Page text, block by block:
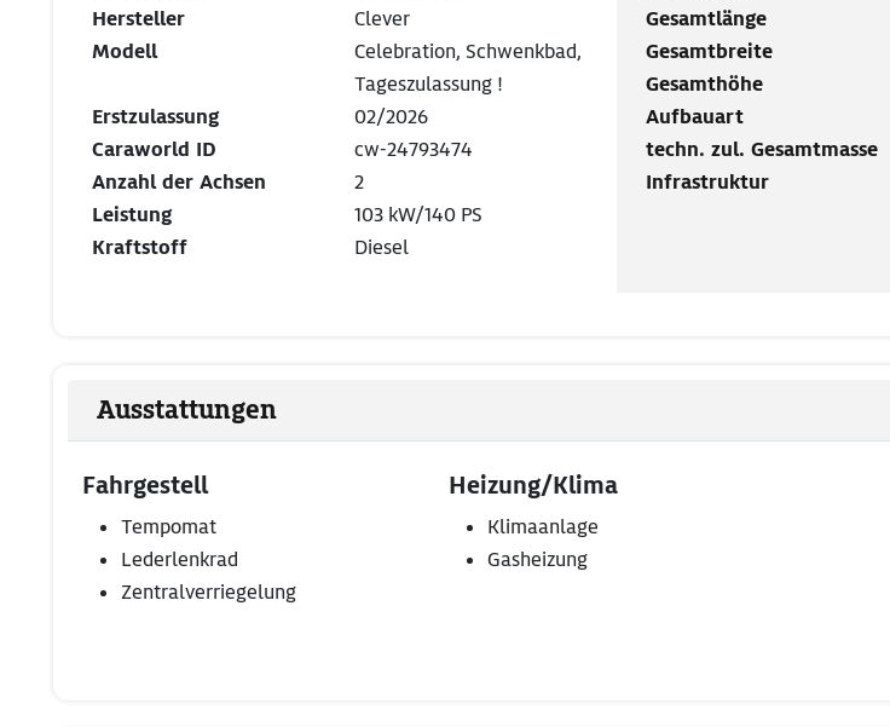
Hersteller
Clever
Modell
Celebration, Schwenkbad,
Tageszulassung !
Erstzulassung
02/2026
Caraworld ID
cw-24793474
Anzahl der Achsen
2
Leistung
103 kW/140 PS
Kraftstoff
Diesel
Gesamtlänge
Gesamtbreite
Gesamthöhe
Aufbauart
techn. zul. Gesamtmasse
Infrastruktur
Ausstattungen
Fahrgestell
Tempomat
Lederlenkrad
Zentralverriegelung
Heizung/Klima
Klimaanlage
Gasheizung